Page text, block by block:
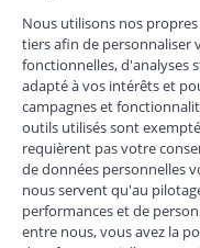
Les données
du traitement, sont
création de compte,
de votre
adhésion au
Règlement
protection des
droit d'accès,
rectification,